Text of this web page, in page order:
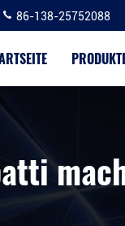
86-138-25752088